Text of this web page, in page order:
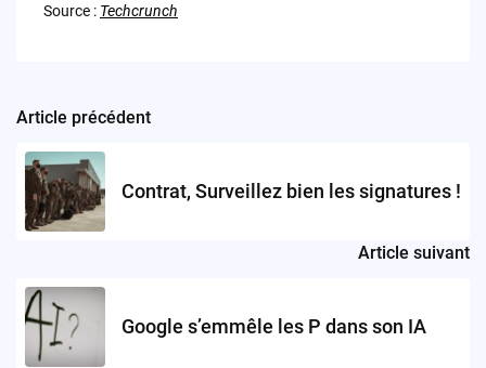
Source : Techcrunch
Post
navigation
Article précédent
Contrat, Surveillez bien les signatures !
Article suivant
Google s’emmêle les P dans son IA